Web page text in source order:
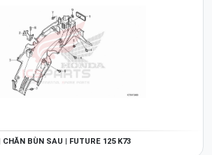
CHẮN BÙN SAU | FUTURE 125 K73